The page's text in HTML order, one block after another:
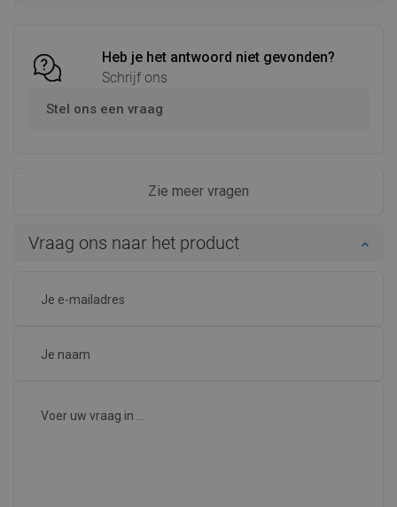
Heb je het antwoord niet gevonden?
Schrijf ons
Stel ons een vraag
Zie meer vragen
Vraag ons naar het product